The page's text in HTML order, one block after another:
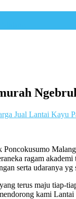
Jual Lantai Kayu
ragam
serta udaranya yg
terus maju tiap-
kami